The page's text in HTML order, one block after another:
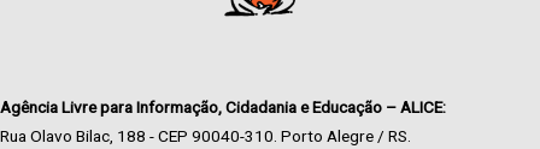
Agência Livre para Informação, Cidadania e Educação – ALICE:
Rua Olavo Bilac, 188 - CEP 90040-310. Porto Alegre / RS.